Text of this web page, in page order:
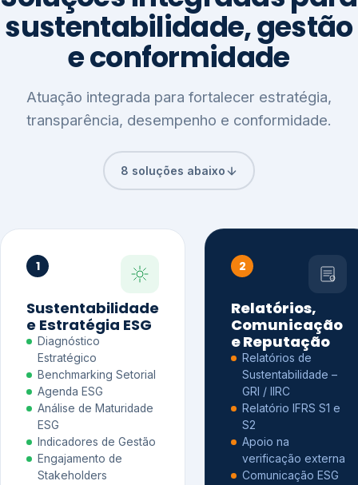
sustentabilidade, gestão
e conformidade
Atuação integrada para fortalecer estratégia,
transparência, desempenho e conformidade.
8 soluções abaixo
1
Sustentabilidade
e Estratégia ESG
Diagnóstico
Estratégico
Benchmarking Setorial
Agenda ESG
Análise de Maturidade
ESG
Indicadores de Gestão
Engajamento de
Stakeholders
2
Relatórios,
Comunicação
e Reputação
Relatórios de
Sustentabilidade –
GRI / IIRC
Relatório IFRS S1 e
S2
Apoio na
verificação externa
Comunicação ESG